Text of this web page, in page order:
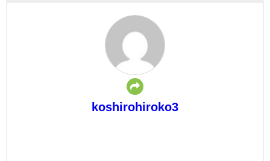
koshirohiroko3